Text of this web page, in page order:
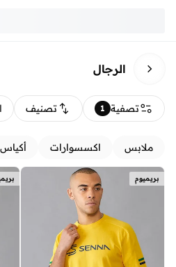
الرجال
تصفية 1 تصنيف
ملابس اكسسوارات أكياس
بريميوم